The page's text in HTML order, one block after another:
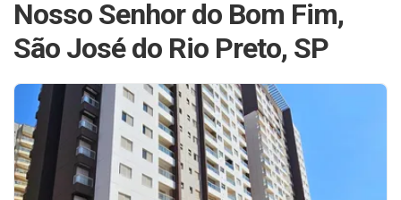
Nosso Senhor do Bom Fim,
São José do Rio Preto, SP